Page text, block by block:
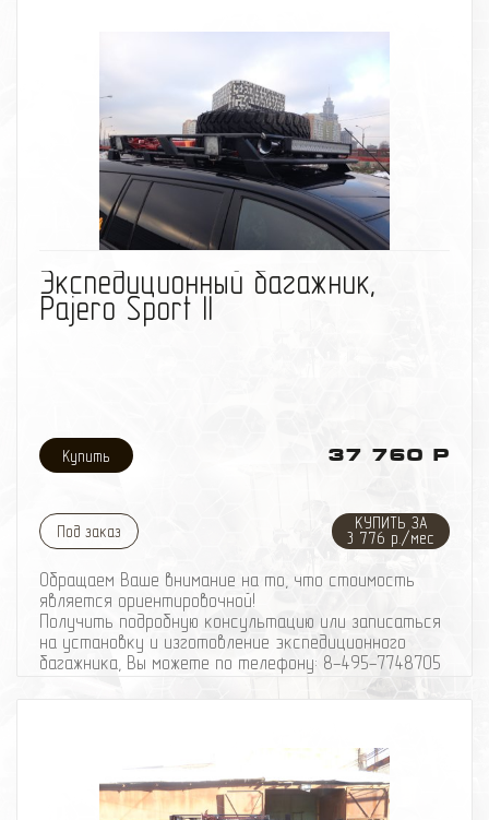
Вес багажника: ~ 30-35 кг
трубы диаметром - 25мм, толщина стенки трубы -
Внутренняя часть багажника изготовленна из
стальной сетки. Ячейка сетки - 50ммХ50мм, с
толщиной прутка сетки - 4мм;
Багажник окрашен порошковой краской.
Экспедиционный багажник,
Pajero Sport II
37 760 Р
Под заказ
КУПИТЬ ЗА
3 776 р./мес
Обращаем Ваше внимание на то, что стоимость
является ориентировочной!
Получить подробную консультацию или записаться
на установку и изготовление экспедиционного
багажника, Вы можете по телефону: 8-495-7748705
Изготовление элементов силового обвеса,
Информация по материалам:
Экспедиционный багажник изготовлен из стальной
трубы диаметром - 25мм, толщина стенки трубы -